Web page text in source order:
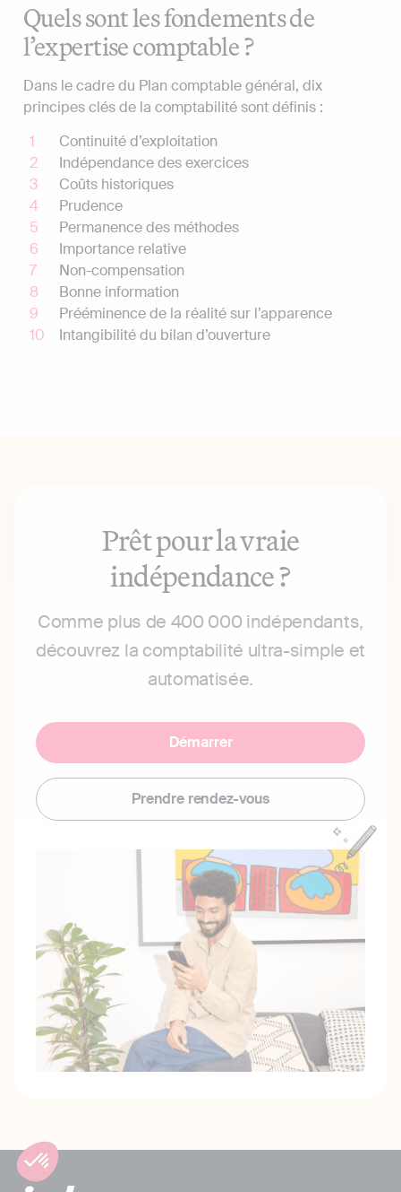
Quels sont les fondements de
l’expertise comptable ?
Dans le cadre du Plan comptable général, dix
principes clés de la comptabilité sont définis :
Continuité d’exploitation
Indépendance des exercices
Coûts historiques
Prudence
Permanence des méthodes
Importance relative
Non-compensation
Bonne information
Prééminence de la réalité sur l’apparence
Intangibilité du bilan d’ouverture
Prêt pour la vraie
indépendance ?
Comme plus de 400 000 indépendants,
découvrez la comptabilité ultra-simple et
automatisée.
Démarrer
Prendre rendez-vous